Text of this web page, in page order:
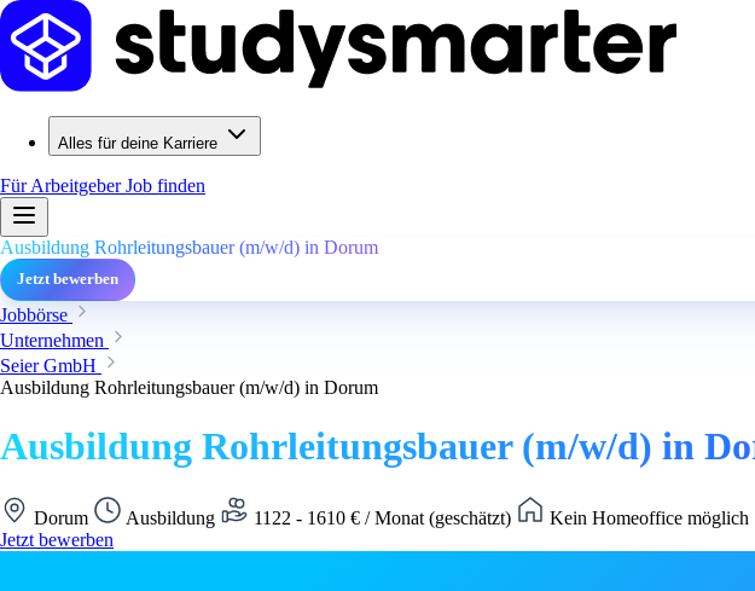
Alles für deine Karriere
Für ArbeitgeberJob finden
Ausbildung Rohrleitungsbauer (m/w/d) in Dorum
Jetzt bewerben
Jobbörse
Unternehmen
Seier GmbH
Ausbildung Rohrleitungsbauer (m/w/d) in Dorum
Ausbildung Rohrleitungsbauer (m/w/d) in
Dorum Ausbildung 1122 - 1610 € / Monat (geschätzt)
Kein Homeoffice möglich
Jetzt bewerben